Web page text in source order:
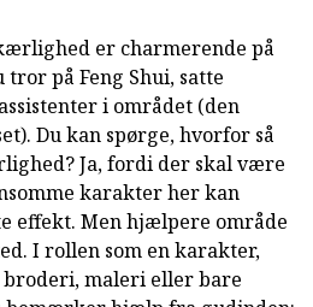
er charmerende på
tror på Feng Shui, satte
i området (den
Du kan spørge, hvorfor så
Ja, fordi der skal være
karakter her kan
effekt. Men hjælpere område
I rollen som en karakter,
maleri eller bare